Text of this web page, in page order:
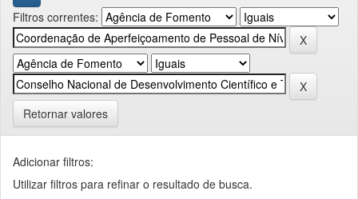
Filtros correntes:
Retornar valores
Adicionar filtros:
Utilizar filtros para refinar o resultado de busca.